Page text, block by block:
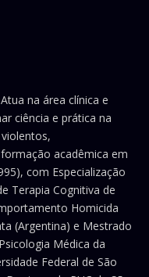
na área clínica e
ciência e prática na
acadêmica em
com Especialização
Terapia Cognitiva de
Homicida
(Argentina) e Mestrado
Médica da
Federal de São